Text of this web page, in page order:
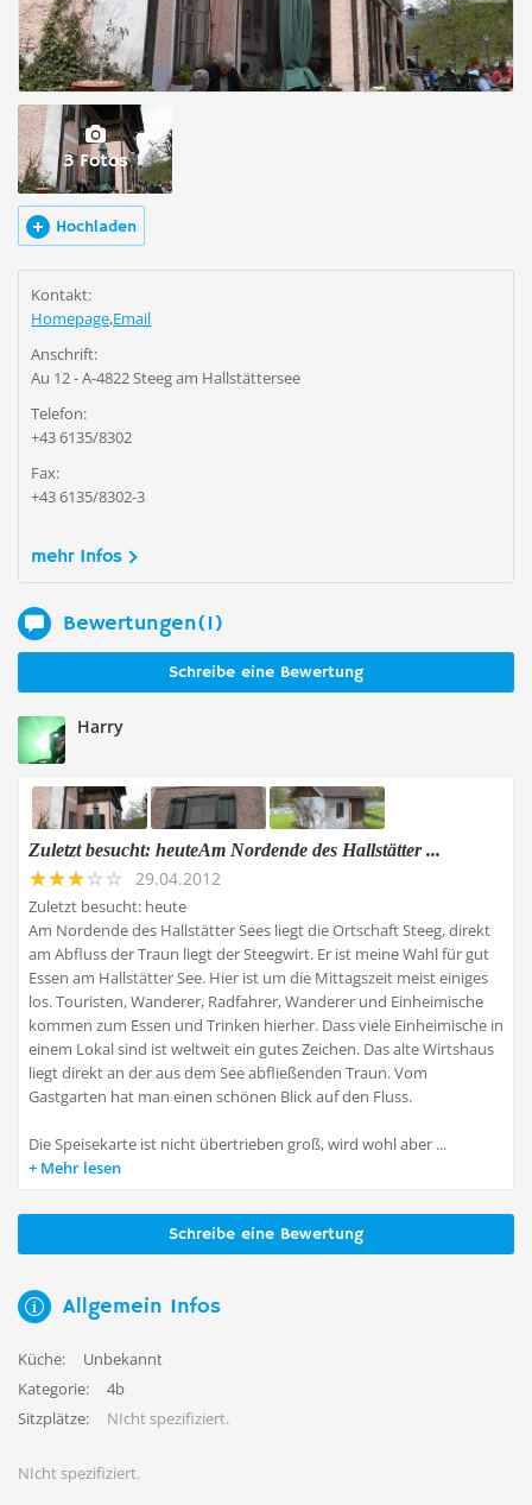
3 Fotos
Hochladen
Kontakt:
Homepage,Email
Anschrift:
Au 12 - A-4822 Steeg am Hallstättersee
Telefon:
+43 6135/8302
Fax:
+43 6135/8302-3
mehr Infos
Bewertungen(1)
Schreibe eine Bewertung
Harry
Zuletzt besucht: heuteAm Nordende des Hallstätter ...
29.04.2012
Zuletzt besucht: heute
Am Nordende des Hallstätter Sees liegt die Ortschaft Steeg, direkt
am Abfluss der Traun liegt der Steegwirt. Er ist meine Wahl für gut
Essen am Hallstätter See. Hier ist um die Mittagszeit meist einiges
los. Touristen, Wanderer, Radfahrer, Wanderer und Einheimische
kommen zum Essen und Trinken hierher. Dass viele Einheimische in
einem Lokal sind ist weltweit ein gutes Zeichen. Das alte Wirtshaus
liegt direkt an der aus dem See abfließenden Traun. Vom
Gastgarten hat man einen schönen Blick auf den Fluss.
Die Speisekarte ist nicht übertrieben groß, wird wohl aber ...
Mehr lesen
Schreibe eine Bewertung
Allgemein Infos
Küche:
Unbekannt
Kategorie:
4b
Sitzplätze:
NIcht spezifiziert.
NIcht spezifiziert.